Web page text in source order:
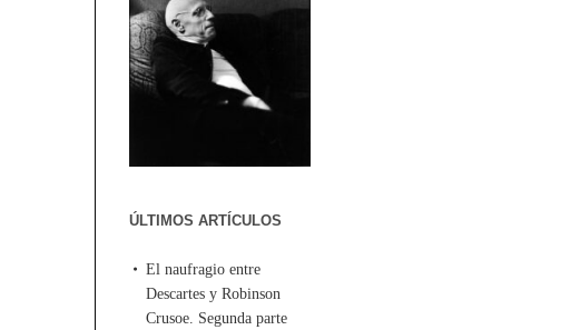
ÚLTIMOS ARTÍCULOS
El naufragio entre
Descartes y Robinson
Crusoe. Segunda parte